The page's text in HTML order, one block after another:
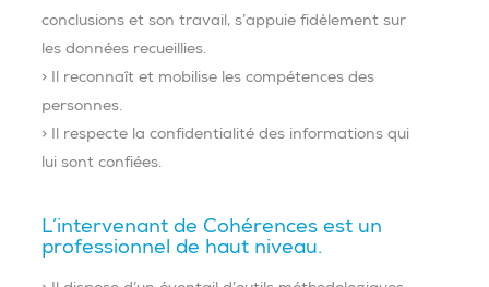
conclusions et son travail, s’appuie fidèlement sur
les données recueillies.
> Il reconnaît et mobilise les compétences des
personnes.
> Il respecte la confidentialité des informations qui
lui sont confiées.
L’intervenant de Cohérences est un
professionnel de haut niveau.